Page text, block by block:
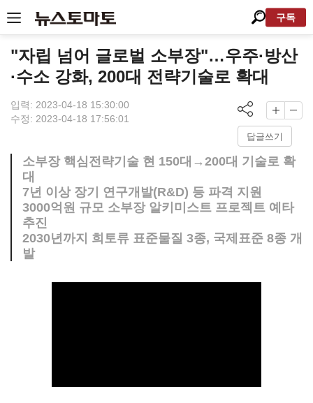
구독
"자립 넘어 글로벌 소부장"…우주·방산
·수소 강화, 200대 전략기술로 확대
입력: 2023-04-18 15:30:00
수정: 2023-04-18 17:56:01
답글쓰기
소부장 핵심전략기술 현 150대→200대 기술로 확
대
7년 이상 장기 연구개발(R&D) 등 파격 지원
3000억원 규모 소부장 알키미스트 프로젝트 예타
추진
2030년까지 희토류 표준물질 3종, 국제표준 8종 개
발